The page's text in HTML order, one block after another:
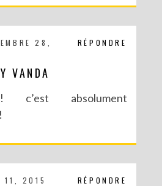
RÉPONDRE
28,
VANDA
c’est absolument
RÉPONDRE
11, 2015